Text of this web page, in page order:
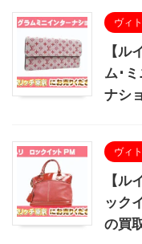
ヴィ
【
ム･
ナシ
ヴィ
【
ック
の買